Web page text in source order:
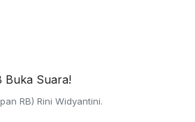
RB) Rini Widyantini.